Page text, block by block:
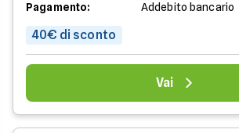
Pagamento:
Addebito bancario
40€ di sconto
Vai